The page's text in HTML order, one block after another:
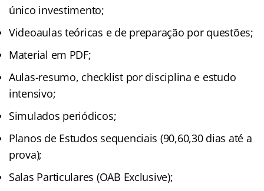
único investimento;
Videoaulas teóricas e de preparação por questões;
Material em PDF;
Aulas-resumo, checklist por disciplina e estudo
intensivo;
Simulados periódicos;
Planos de Estudos sequenciais (90,60,30 dias até a
prova);
Salas Particulares (OAB Exclusive);